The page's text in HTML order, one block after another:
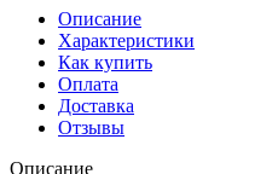
Описание
Характеристики
Как купить
Оплата
Доставка
Отзывы
Описание